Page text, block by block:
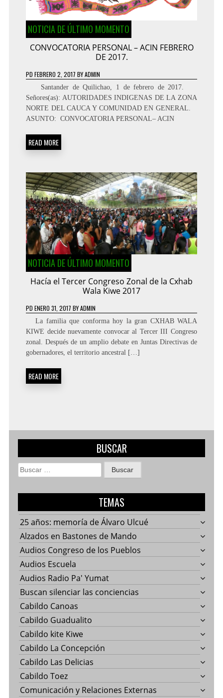
NOTICIA DE ÚLTIMO MOMENTO
CONVOCATORIA PERSONAL – ACIN FEBRERO
DE 2017.
PD FEBRERO 2, 2017 BYADMIN
Santander de Quilichao, 1 de febrero de 2017.
Señores(as): AUTORIDADES INDIGENAS DE LA ZONA
NORTE DEL CAUCA Y COMUNIDAD EN GENERAL.
ASUNTO: CONVOCATORIA PERSONAL– ACIN
READ MORE
NOTICIA DE ÚLTIMO MOMENTO
Hacía el Tercer Congreso Zonal de la Cxhab
Wala Kiwe 2017
PD ENERO 31, 2017 BYADMIN
La familia que conforma hoy la gran CXHAB WALA
KIWE decide nuevamente convocar al Tercer III Congreso
zonal. Después de un amplio debate en Juntas Directivas de
gobernadores, el territorio ancestral […]
READ MORE
BUSCAR
Buscar:
TEMAS
25 años: memoría de Álvaro Ulcué
Alzados en Bastones de Mando
Audios Congreso de los Pueblos
Audios Escuela
Audios Radio Pa' Yumat
Buscan silenciar las conciencias
Cabildo Canoas
Cabildo Guadualito
Cabildo kite Kiwe
Cabildo La Concepción
Cabildo Las Delicias
Cabildo Toez
Comunicación y Relaciones Externas